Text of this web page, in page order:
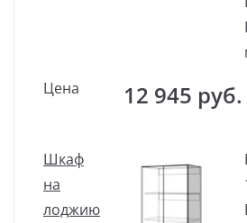
Цена
12 945 руб.
Шкаф
на
лоджию